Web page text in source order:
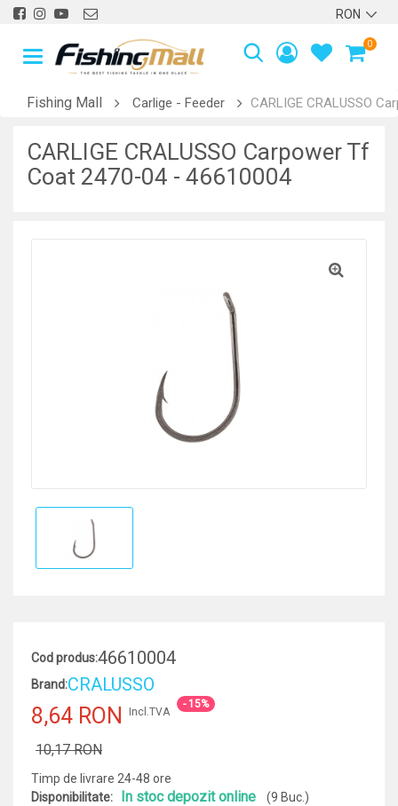
0
Fishing Mall Carlige - Feeder CARLIGE CRALUSSO
CARLIGE CRALUSSO Carpower Tf
Coat 2470-04 - 46610004
Cod produs:46610004
Brand:CRALUSSO
8,64 RON
10,17 RON
- 15%
Incl.TVA
Timp de livrare 24-48 ore
Disponibilitate:
In stoc depozit online (9 Buc.)